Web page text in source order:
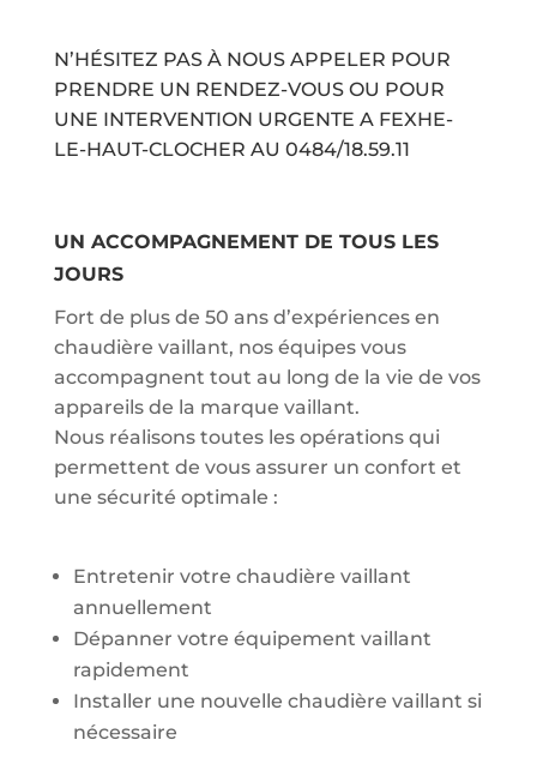
N’HÉSITEZ PAS À NOUS APPELER POUR
PRENDRE UN RENDEZ-VOUS OU POUR
UNE INTERVENTION URGENTE A FEXHE-
LE-HAUT-CLOCHER AU 0484/18.59.11
UN ACCOMPAGNEMENT DE TOUS LES
JOURS
Fort de plus de 50 ans d’expériences en
chaudière vaillant, nos équipes vous
accompagnent tout au long de la vie de vos
appareils de la marque vaillant.
Nous réalisons toutes les opérations qui
permettent de vous assurer un confort et
une sécurité optimale :
Entretenir votre chaudière vaillant
annuellement
Dépanner votre équipement vaillant
rapidement
Installer une nouvelle chaudière vaillant si
nécessaire